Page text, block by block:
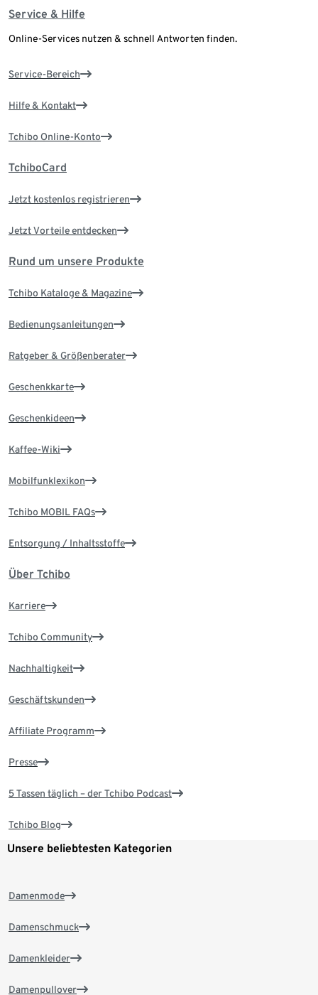
Service & Hilfe
Online-Services nutzen & schnell Antworten finden.
Service-Bereich
Hilfe & Kontakt
Tchibo Online-Konto
TchiboCard
Jetzt kostenlos registrieren
Jetzt Vorteile entdecken
Rund um unsere Produkte
Tchibo Kataloge & Magazine
Bedienungsanleitungen
Ratgeber & Größenberater
Geschenkkarte
Geschenkideen
Kaffee-Wiki
Mobilfunklexikon
Tchibo MOBIL FAQs
Entsorgung / Inhaltsstoffe
Über Tchibo
Karriere
Tchibo Community
Nachhaltigkeit
Geschäftskunden
Affiliate Programm
Presse
5 Tassen täglich – der Tchibo Podcast
Tchibo Blog
Unsere beliebtesten Kategorien
Damenmode
Damenschmuck
Damenkleider
Damenpullover